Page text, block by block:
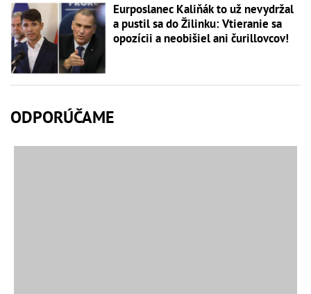
Eurposlanec Kaliňák to už nevydržal
a pustil sa do Žilinku: Vtieranie sa
opozícii a neobišiel ani čurillovcov!
ODPORÚČAME